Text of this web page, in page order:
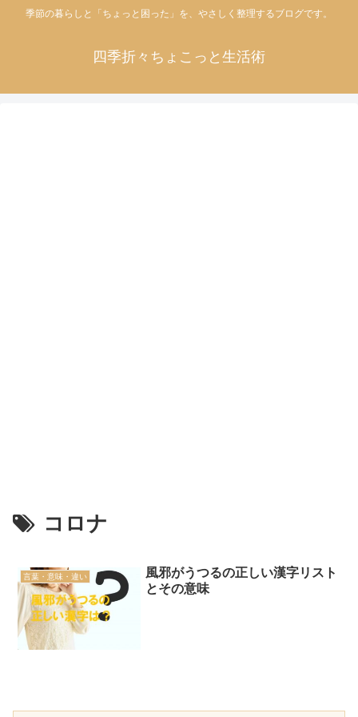
季節の暮らしと「ちょっと困った」を、やさしく整理するブログです。
四季折々ちょこっと生活術
コロナ
言葉・意味・違い
風邪がうつるの正しい漢字リスト
とその意味